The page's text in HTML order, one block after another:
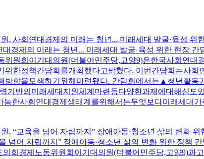
경제의 미래는 청년... 미래세대 발굴·육성 위한 현장 간
위원회이기대의원(더불어민주당,고양9)은한국사회연
위한정책간담회를개최했다고밝혔다. 이번간담회는사
방향을모색하기위해마련됐다. 간담회에서는▲청년활
기반의미래세대지원체계마련등다양한과제에대해심
능한사회연대경제생태계를위해서는무엇보다미래세대
넘어 자립까지” 장애아동·청소년 삶의 변화 위한 정책 간
의회경제노동위원회이기대의원(더불어민주당,고양9)